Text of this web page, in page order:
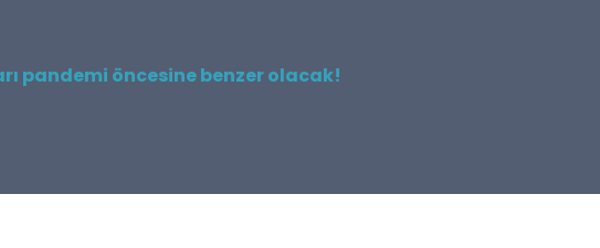
pandemi öncesine benzer olacak!